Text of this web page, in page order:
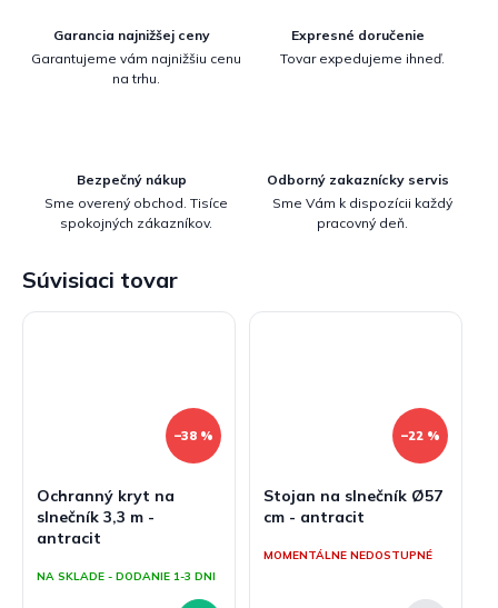
Garancia najnižšej ceny
Garantujeme vám najnižšiu cenu
na trhu.
Expresné doručenie
Tovar expedujeme ihneď.
Bezpečný nákup
Sme overený obchod. Tisíce
spokojných zákazníkov.
Odborný zakaznícky servis
Sme Vám k dispozícii každý
pracovný deň.
Súvisiaci tovar
–38 %
Ochranný kryt na
slnečník 3,3 m -
antracit
NA SKLADE - DODANIE 1-3 DNI
–22 %
Stojan na slnečník Ø57
cm - antracit
MOMENTÁLNE NEDOSTUPNÉ